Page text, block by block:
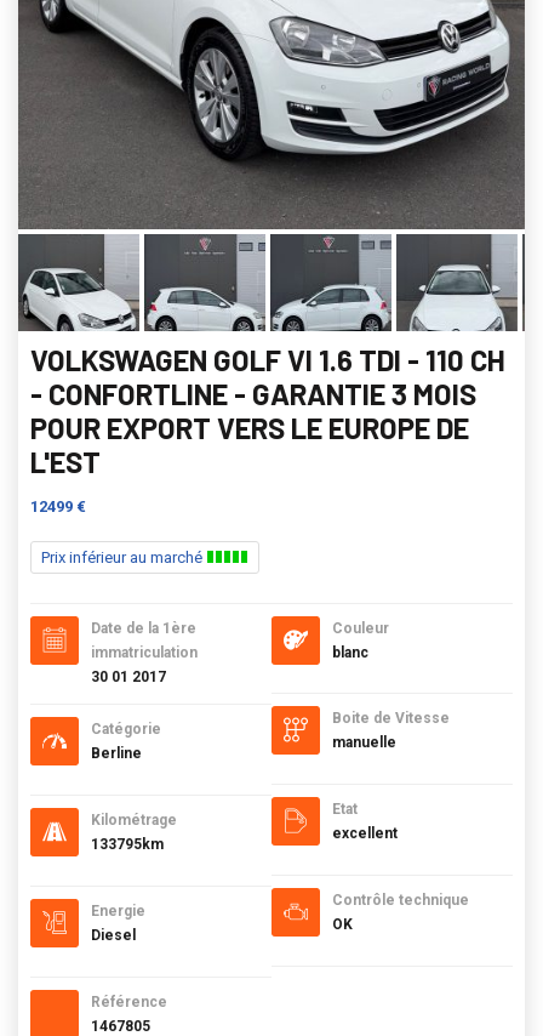
VOLKSWAGEN GOLF VI 1.6 TDI - 110 CH
- CONFORTLINE - GARANTIE 3 MOIS
POUR EXPORT VERS LE EUROPE DE
L'EST
12499 €
Prix inférieur au marché
Date de la 1ère
immatriculation
30 01 2017
Catégorie
Berline
Kilométrage
133795km
Energie
Diesel
Référence
1467805
Couleur
blanc
Boite de Vitesse
manuelle
Etat
excellent
Contrôle technique
OK